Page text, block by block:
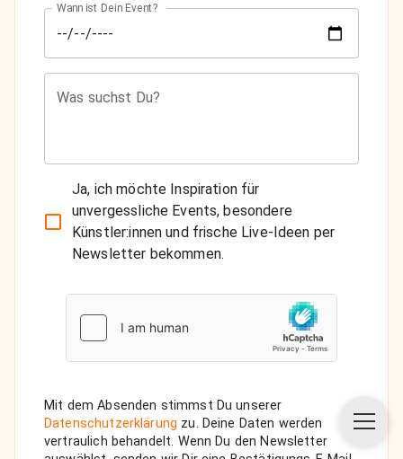
Wann ist Dein Event?
Was suchst Du?
Ja, ich möchte Inspiration für
unvergessliche Events, besondere
Künstler:innen und frische Live-Ideen per
Newsletter bekommen.
Mit dem Absenden stimmst Du unserer
Datenschutzerklärung zu. Deine Daten werden
vertraulich behandelt. Wenn Du den Newsletter